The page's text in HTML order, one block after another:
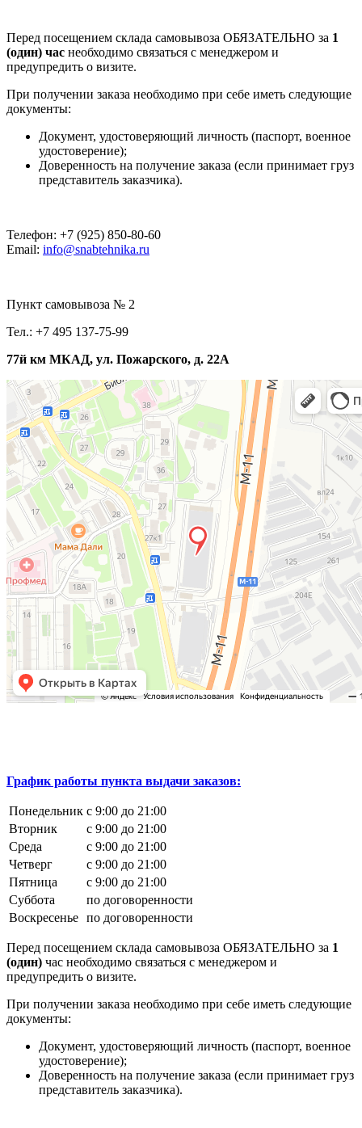
Перед посещением склада самовывоза ОБЯЗАТЕЛЬНО за 1
(один) час необходимо связаться с менеджером и
предупредить о визите.
При получении заказа необходимо при себе иметь следующие
документы:
Документ, удостоверяющий личность (паспорт, военное
удостоверение);
Доверенность на получение заказа (если принимает груз
представитель заказчика).
Телефон: +7 (925) 850-80-60
Email: info@snabtehnika.ru
Пункт самовывоза № 2
Тел.: +7 495 137-75-99
77й км МКАД, ул. Пожарского, д. 22А
График работы пункта выдачи заказов:
Понедельник с 9:00 до 21:00
Вторник
с 9:00 до 21:00
Среда
с 9:00 до 21:00
Четверг
с 9:00 до 21:00
Пятница
с 9:00 до 21:00
Суббота
по договоренности
Воскресенье по договоренности
Перед посещением склада самовывоза ОБЯЗАТЕЛЬНО за 1
(один) час необходимо связаться с менеджером и
предупредить о визите.
При получении заказа необходимо при себе иметь следующие
документы:
Документ, удостоверяющий личность (паспорт, военное
удостоверение);
Доверенность на получение заказа (если принимает груз
представитель заказчика).